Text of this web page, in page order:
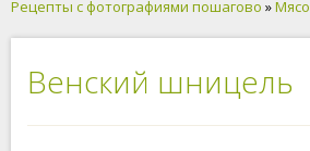
Рецепты с фотографиями пошагово »Мясо
Венский шницель